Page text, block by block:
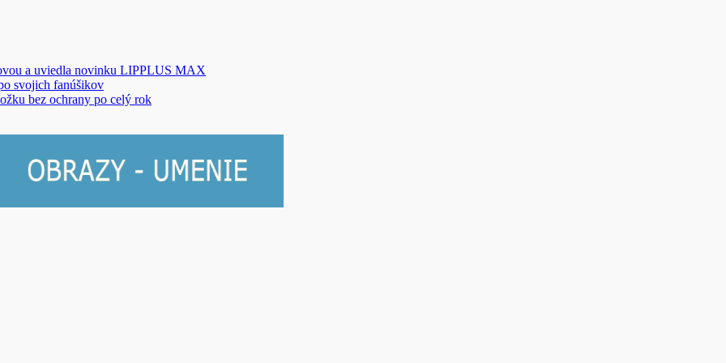
a uviedla novinku LIPPLUS MAX
svojich fanúšikov
bez ochrany po celý rok